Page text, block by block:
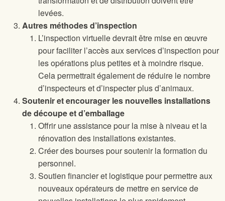
levées.
Autres méthodes d’inspection
L’inspection virtuelle devrait être mise en œuvre
pour faciliter l’accès aux services d’inspection pour
les opérations plus petites et à moindre risque.
Cela permettrait également de réduire le nombre
d’inspecteurs et d’inspecter plus d’animaux.
Soutenir et encourager les nouvelles installations
de découpe et d’emballage
Offrir une assistance pour la mise à niveau et la
rénovation des installations existantes.
Créer des bourses pour soutenir la formation du
personnel.
Soutien financier et logistique pour permettre aux
nouveaux opérateurs de mettre en service de